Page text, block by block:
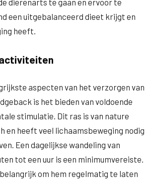
dierenarts te gaan en ervoor te
een uitgebalanceerd dieet krijgt en
heeft.
aspecten van het verzorgen van
is het bieden van voldoende
stimulatie. Dit ras is van nature
en heeft veel lichaamsbeweging nodig
Een dagelijkse wandeling van
tot een uur is een minimumvereiste.
om hem regelmatig te laten